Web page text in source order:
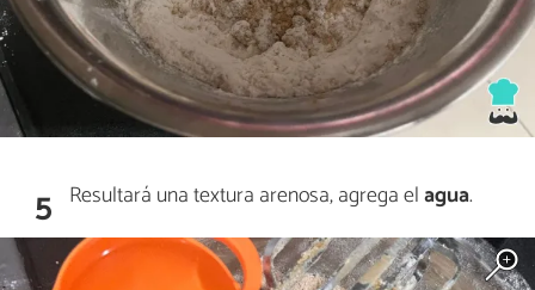
5 Resultará una textura arenosa, agrega elagua.